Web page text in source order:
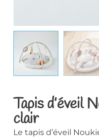
Tapis d’éveil
clair
Le tapis d’éveil